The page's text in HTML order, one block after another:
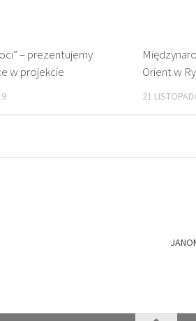
– prezentujemy
w projekcie
Orient w
21